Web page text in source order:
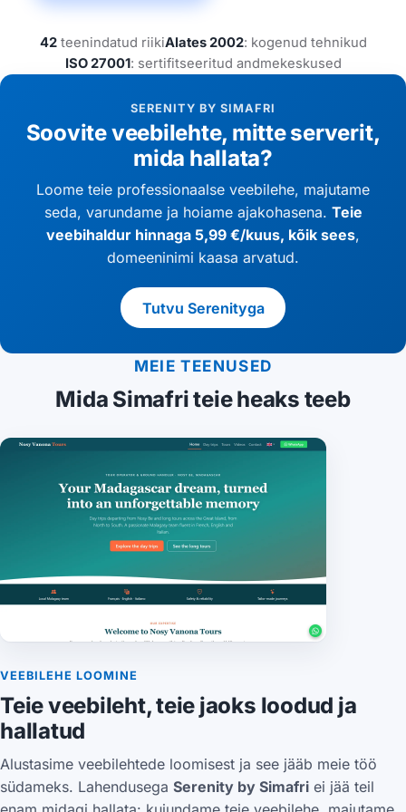
42teenindatud riikiAlates 2002: kogenud tehnikud
ISO 27001: sertifitseeritud andmekeskused
SERENITY BY SIMAFRI
Soovite veebilehte, mitte serverit,
mida hallata?
Loome teie professionaalse veebilehe, majutame
seda, varundame ja hoiame ajakohasena. Teie
veebihaldur hinnaga 5,99 €/kuus, kõik sees,
domeeninimi kaasa arvatud.
Tutvu Serenityga
MEIE TEENUSED
Mida Simafri teie heaks teeb
VEEBILEHE LOOMINE
Teie veebileht, teie jaoks loodud ja
hallatud
Alustasime veebilehtede loomisest ja see jääb meie töö
südameks. Lahendusega Serenity by Simafri ei jää teil